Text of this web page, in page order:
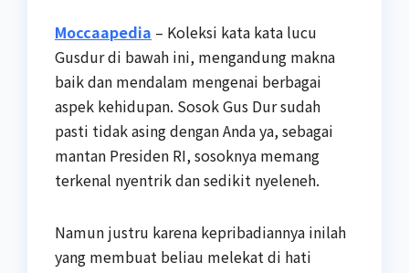
Moccaapedia – Koleksi kata kata lucu
Gusdur di bawah ini, mengandung makna
baik dan mendalam mengenai berbagai
aspek kehidupan. Sosok Gus Dur sudah
pasti tidak asing dengan Anda ya, sebagai
mantan Presiden RI, sosoknya memang
terkenal nyentrik dan sedikit nyeleneh.
Namun justru karena kepribadiannya inilah
yang membuat beliau melekat di hati